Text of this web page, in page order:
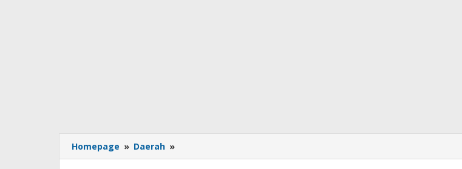
Homepage » Daerah »
IJD